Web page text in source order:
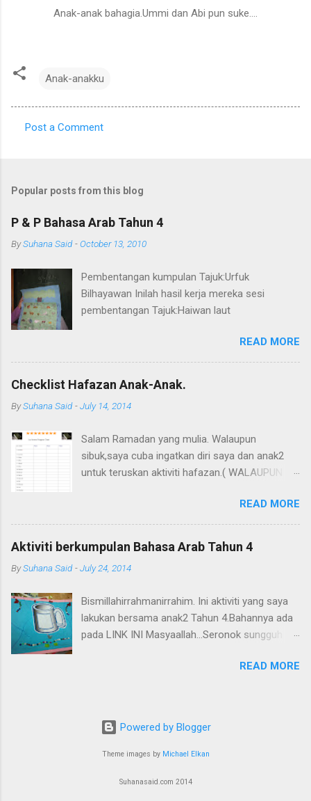
Anak-anak bahagia.Ummi dan Abi pun suke....
Anak-anakku
m
e
n
Post a Comment
Popular posts from this blog
P & P Bahasa Arab Tahun 4
BySuhana Said -October 13, 2010
Pembentangan kumpulan Tajuk:Urfuk
Bilhayawan Inilah hasil kerja mereka sesi
pembentangan Tajuk:Haiwan laut
READ MORE
Checklist Hafazan Anak-Anak.
BySuhana Said -July 14, 2014
Salam Ramadan yang mulia. Walaupun
sibuk,saya cuba ingatkan diri saya dan anak2
untuk teruskan aktiviti hafazan.( WALAUPUN
blogwalking dan terjumpa blog sisters kat
UK(kalau xsilap) yang amat tekun mengajar
anak2 mereka di rumah. Saya kongsikan di sini
carta hafazan untuk tandakan surah2 yang
dihafaz oleh anak kita. Rujuk di sini
juga di sini
http://www.easelandink.com/gallery/index.htm
Sangat bagus dan islamic .
READ MORE
Aktiviti berkumpulan Bahasa Arab Tahun 4
BySuhana Said -July 24, 2014
Bismillahirrahmanirrahim. Ini aktiviti yang saya
lakukan bersama anak2 Tahun 4.Bahannya ada
pada LINK INI Masyaallah...Seronok sungguh
READ MORE
Powered by Blogger
Theme images by Michael Elkan
Suhanasaid.com 2014